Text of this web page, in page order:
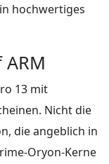
hochwertiges
13 mit
Nicht die
die angeblich in
Oryon-Kerne